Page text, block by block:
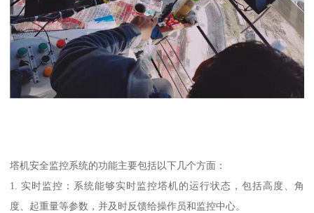
塔机安全监控系统的功能主要包括以下几个方面：
1. 实时监控：系统能够实时监控塔机的运行状态，包括高度、角
度、起重量等参数，并及时反馈给操作员和监控中心。